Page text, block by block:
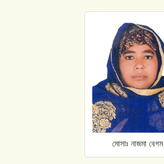
মােসাঃ নাজমা বেগম